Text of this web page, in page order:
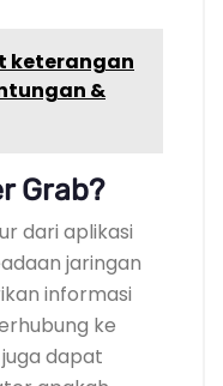
keterangan
&
Grab?
dari aplikasi
jaringan
informasi
ke
dapat